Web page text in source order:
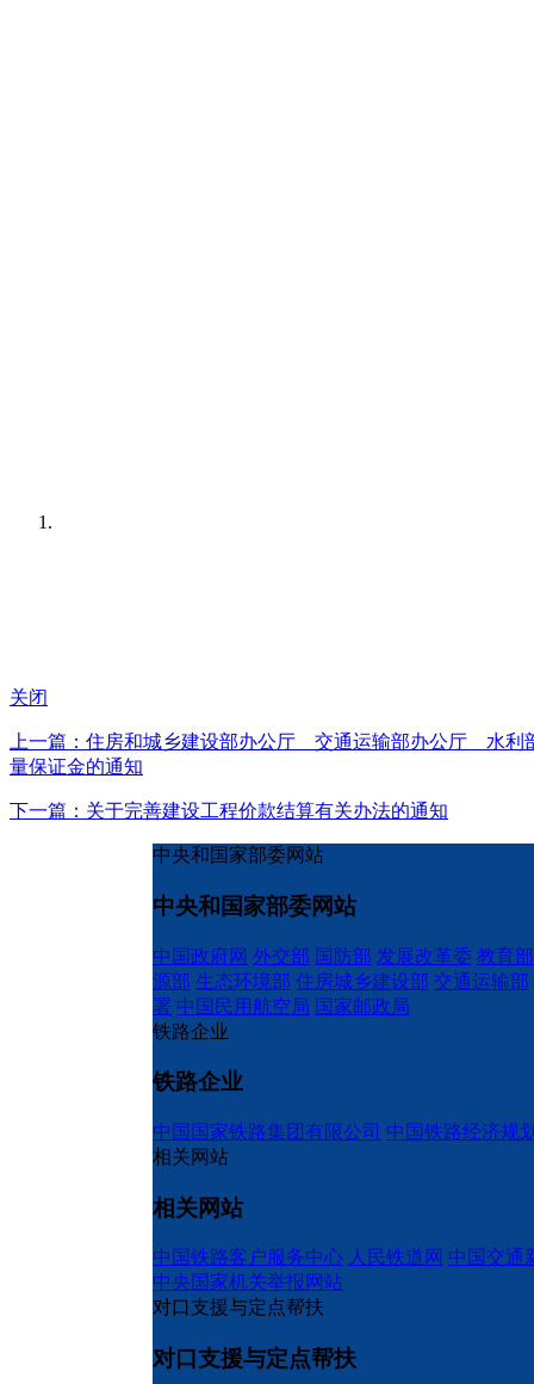
关闭
上一篇：住房和城乡建设部办公厅 交通运输部办公厅 水
量保证金的通知
下一篇：关于完善建设工程价款结算有关办法的通知
中央和国家部委网站
中央和国家部委网站
中国政府网 外交部 国防部 发展改革委 教育部
源部 生态环境部 住房城乡建设部 交通运输部
署 中国民用航空局 国家邮政局
铁路企业
铁路企业
中国国家铁路集团有限公司 中国铁路经济规
相关网站
相关网站
中国铁路客户服务中心 人民铁道网 中国交通
中央国家机关举报网站
对口支援与定点帮扶
对口支援与定点帮扶